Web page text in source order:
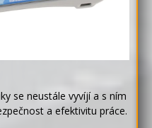
se neustále vyvíjí a s ním
a efektivitu práce.